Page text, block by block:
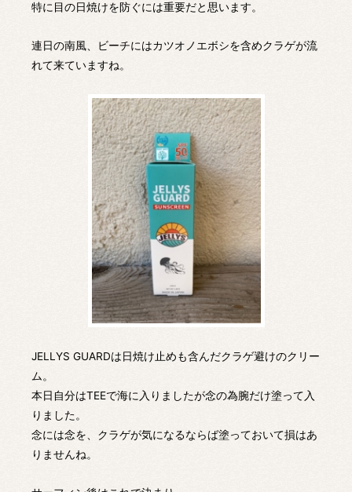
特に目の日焼けを防ぐには重要だと思います。
連日の南風、ビーチにはカツオノエボシを含めクラゲが流
れて来ていますね。
JELLYS GUARDは日焼け止めも含んだクラゲ避けのクリー
ム。
本日自分はTEEで海に入りましたが念の為腕だけ塗って入
りました。
念には念を、クラゲが気になるならば塗っておいて損はあ
りませんね。